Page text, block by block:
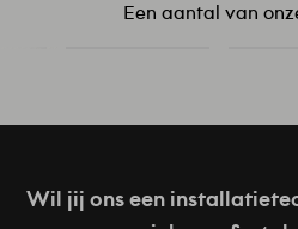
Een aantal van
Wil jij ons een